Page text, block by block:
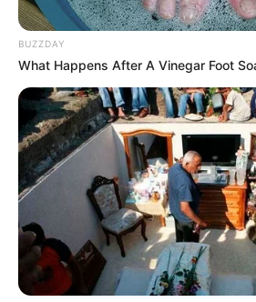
COMPARTIR
TEMAS RELACIONADOS
MILITARES MINISTERIO DE
MANTÉNGASE EN ALERTA
BUZZDAY
What Happens After A Vinegar Foot